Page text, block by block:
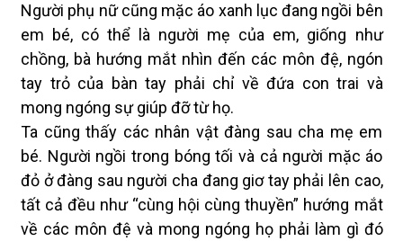
Người phụ nữ cũng mặc áo xanh lục đang ngồi bên
em bé, có thể là người mẹ của em, giống như
chồng, bà hướng mắt nhìn đến các môn đệ, ngón
tay trỏ của bàn tay phải chỉ về đứa con trai và
mong ngóng sự giúp đỡ từ họ.
Ta cũng thấy các nhân vật đàng sau cha mẹ em
bé. Người ngồi trong bóng tối và cả người mặc áo
đỏ ở đàng sau người cha đang giơ tay phải lên cao,
tất cả đều như “cùng hội cùng thuyền” hướng mắt
về các môn đệ và mong ngóng họ phải làm gì đó